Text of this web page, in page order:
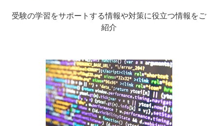
受験の学習をサポートする情報や対策に役立つ情報をご
紹介